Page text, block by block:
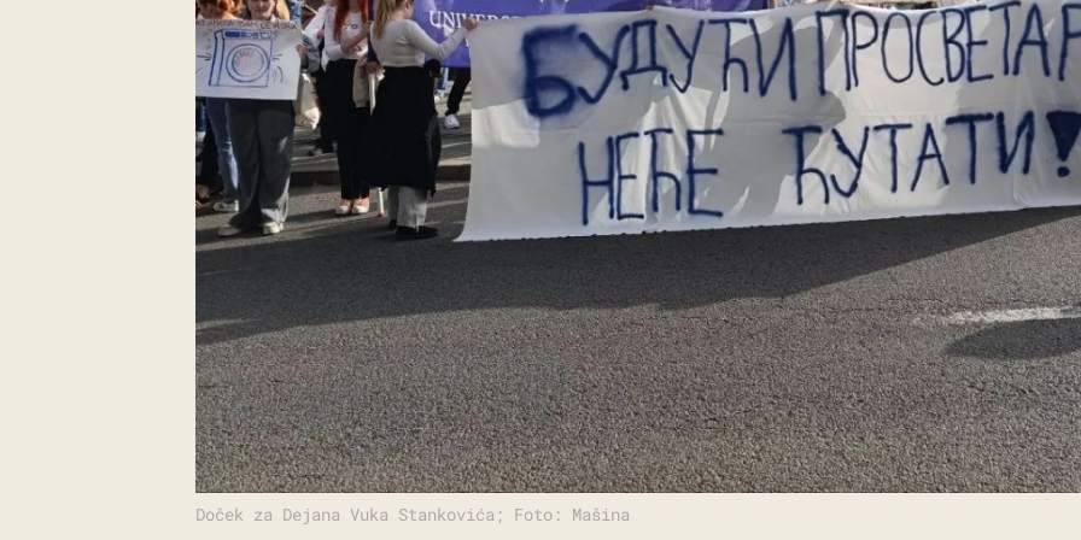
Doček za Dejana Vuka Stankovića; Foto: Mašina